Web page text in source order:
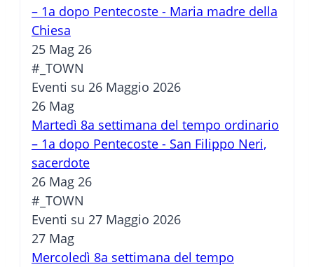
– 1a dopo Pentecoste - Maria madre della
Chiesa
25 Mag 26
#_TOWN
Eventi su 26 Maggio 2026
26 Mag
Martedì 8a settimana del tempo ordinario
– 1a dopo Pentecoste - San Filippo Neri,
sacerdote
26 Mag 26
#_TOWN
Eventi su 27 Maggio 2026
27 Mag
Mercoledì 8a settimana del tempo